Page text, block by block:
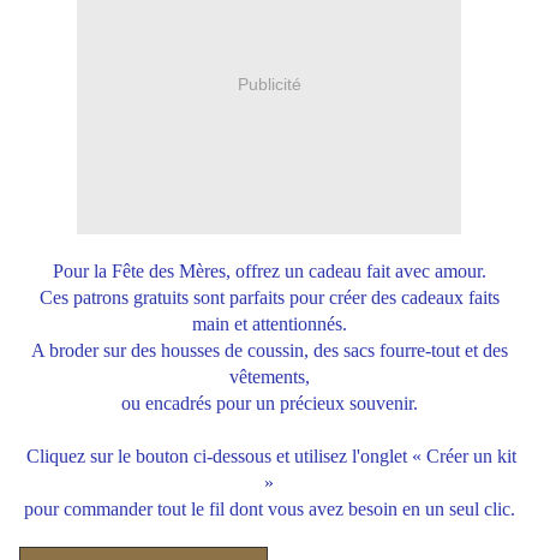
Publicité
Pour la Fête des Mères, offrez un cadeau fait avec amour.
Ces patrons gratuits sont parfaits pour créer des cadeaux faits
main et attentionnés.
A broder sur des housses de coussin, des sacs fourre-tout et des
vêtements,
ou encadrés pour un précieux souvenir.
Cliquez sur le bouton ci-dessous et utilisez l'onglet « Créer un kit
»
pour commander tout le fil dont vous avez besoin en un seul clic.